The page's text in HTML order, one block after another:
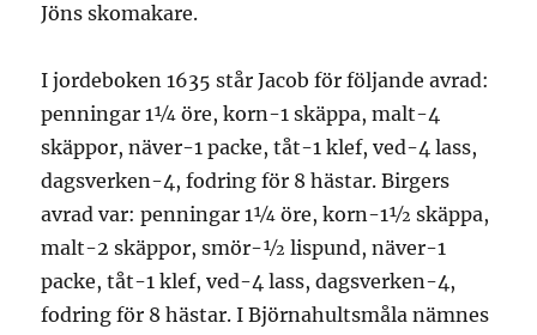
Jöns skomakare.
I jordeboken 1635 står Jacob för följande avrad:
penningar 1¼ öre, korn-1 skäppa, malt-4
skäppor, näver-1 packe, tåt-1 klef, ved-4 lass,
dagsverken-4, fodring för 8 hästar. Birgers
avrad var: penningar 1¼ öre, korn-1½ skäppa,
malt-2 skäppor, smör-½ lispund, näver-1
packe, tåt-1 klef, ved-4 lass, dagsverken-4,
fodring för 8 hästar. I Björnahultsmåla nämnes